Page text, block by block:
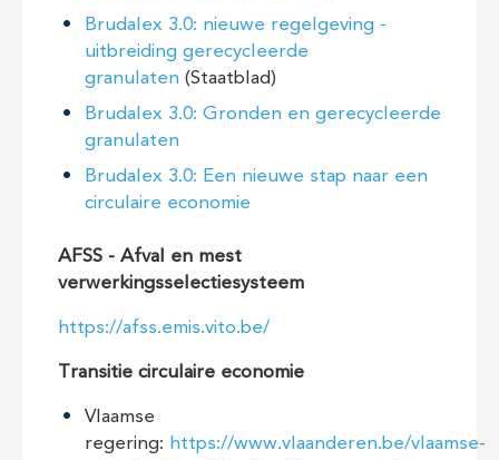
Brudalex 3.0: nieuwe regelgeving -
uitbreiding gerecycleerde
granulaten (Staatblad)
Brudalex 3.0: Gronden en gerecycleerde
granulaten
Brudalex 3.0: Een nieuwe stap naar een
circulaire economie
AFSS - Afval en mest
verwerkingsselectiesysteem
https://afss.emis.vito.be/
Transitie circulaire economie
Vlaamse
regering: https://www.vlaanderen.be/vlaamse-